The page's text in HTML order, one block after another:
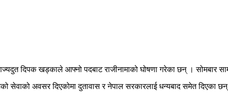
दिपक खड्काले आफ्नो पदबाट राजीनामाको घोषणा गरेका छन् । सोमबार
सेवाको अवसर दिएकोमा दुतावास र नेपाल सरकारलाई धन्यबाद समेत दिएका